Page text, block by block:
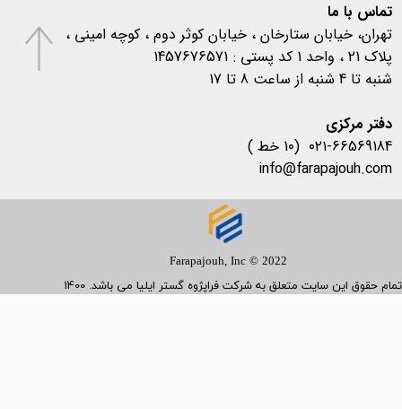
تماس با ما
تهران، خیابان ستارخان ، خیابان کوثر دوم ، کوچه امینی ،
پلاک 21 ، واحد 1 کد پستی : 1457676571
شنبه تا 4 شنبه از ساعت 8 تا 17
​​​​​​​دفتر مرکزی
۰۲۱-66569184 (10 خط )
info@farapajouh.com
Farapajouh, Inc © 2022